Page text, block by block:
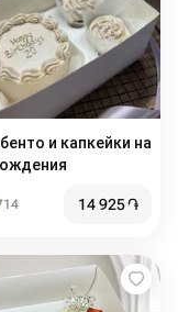
и капкейки на
14 925֏